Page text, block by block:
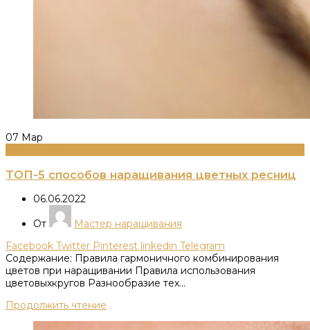
07 Мар
ТОП-5 способов наращивания цветных ресниц
06.06.2022
От
Мастер наращивания
Facebook Twitter Pinterest linkedin Telegram
Содержание: Правила гармоничного комбинирования
цветов при наращивании Правила использования
цветовыхкругов Разнообразие тех...
Продолжить чтение